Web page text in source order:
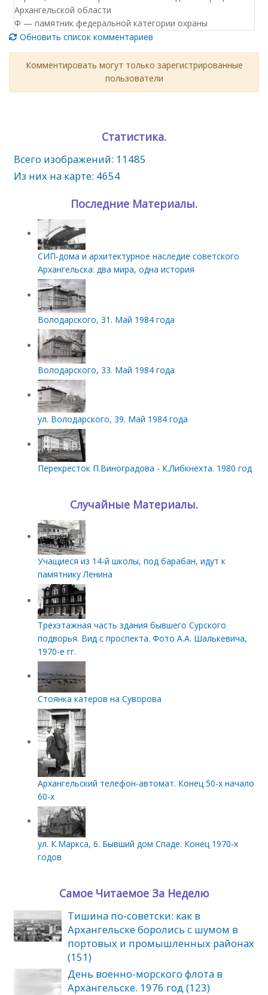
Архангельской области
Ф — памятник федеральной категории охраны
Обновить список комментариев
Комментировать могут только зарегистрированные
пользователи
Статистика.
Всего изображений: 11485
Из них на карте: 4654
Последние Материалы.
СИП‑дома и архитектурное наследие советского
Архангельска: два мира, одна история
Володарского, 31. Май 1984 года
Володарского, 33. Май 1984 года
ул. Володарского, 39. Май 1984 года
Перекресток П.Виноградова - К.Либкнехта. 1980 год
Случайные Материалы.
Учащиеся из 14-й школы, под барабан, идут к
памятнику Ленина
Трехэтажная часть здания бывшего Сурского
подворья. Вид с проспекта. Фото А.А. Шалькевича,
1970-е гг.
Стоянка катеров на Суворова
Архангельский телефон-автомат. Конец 50-х начало
60-х
ул. К.Маркса, 6. Бывший дом Спаде. Конец 1970-х
годов
Самое Читаемое За Неделю
Тишина по‑советски: как в
Архангельске боролись с шумом в
портовых и промышленных районах
(151)
День военно-морского флота в
Архангельске. 1976 год (123)